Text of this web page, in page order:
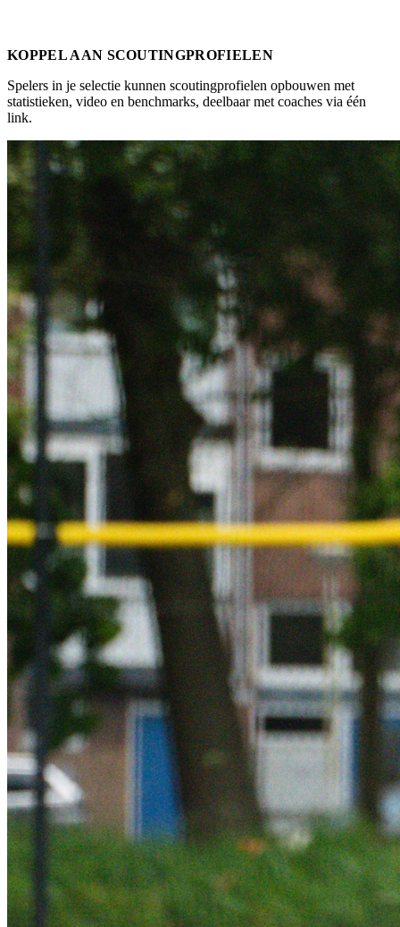
KOPPEL AAN SCOUTINGPROFIELEN
Spelers in je selectie kunnen scoutingprofielen opbouwen met
statistieken, video en benchmarks, deelbaar met coaches via één
link.